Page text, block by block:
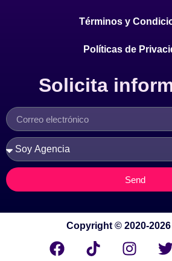
Términos y
Políticas de
Solicita
Send
Copyright © 2020-